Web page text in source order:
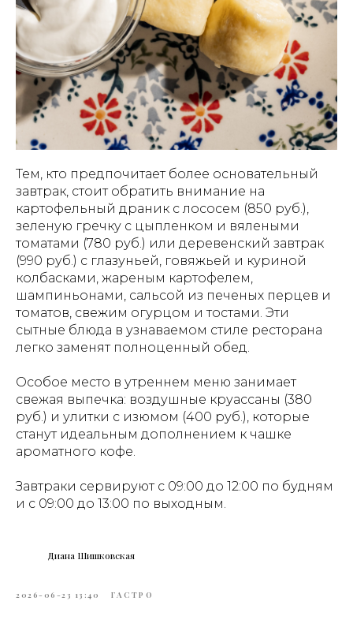
Тем, кто предпочитает более основательный
завтрак, стоит обратить внимание на
картофельный драник с лососем (850 руб.),
зеленую гречку с цыпленком и вялеными
томатами (780 руб.) или деревенский завтрак
(990 руб.) с глазуньей, говяжьей и куриной
колбасками, жареным картофелем,
шампиньонами, сальсой из печеных перцев и
томатов, свежим огурцом и тостами. Эти
сытные блюда в узнаваемом стиле ресторана
легко заменят полноценный обед.
Особое место в утреннем меню занимает
свежая выпечка: воздушные круассаны (380
руб.) и улитки с изюмом (400 руб.), которые
станут идеальным дополнением к чашке
ароматного кофе.
Завтраки сервируют с 09:00 до 12:00 по будням
и с 09:00 до 13:00 по выходным.
Диана Шишковская
2026-06-23 13:40 ГАСТРО